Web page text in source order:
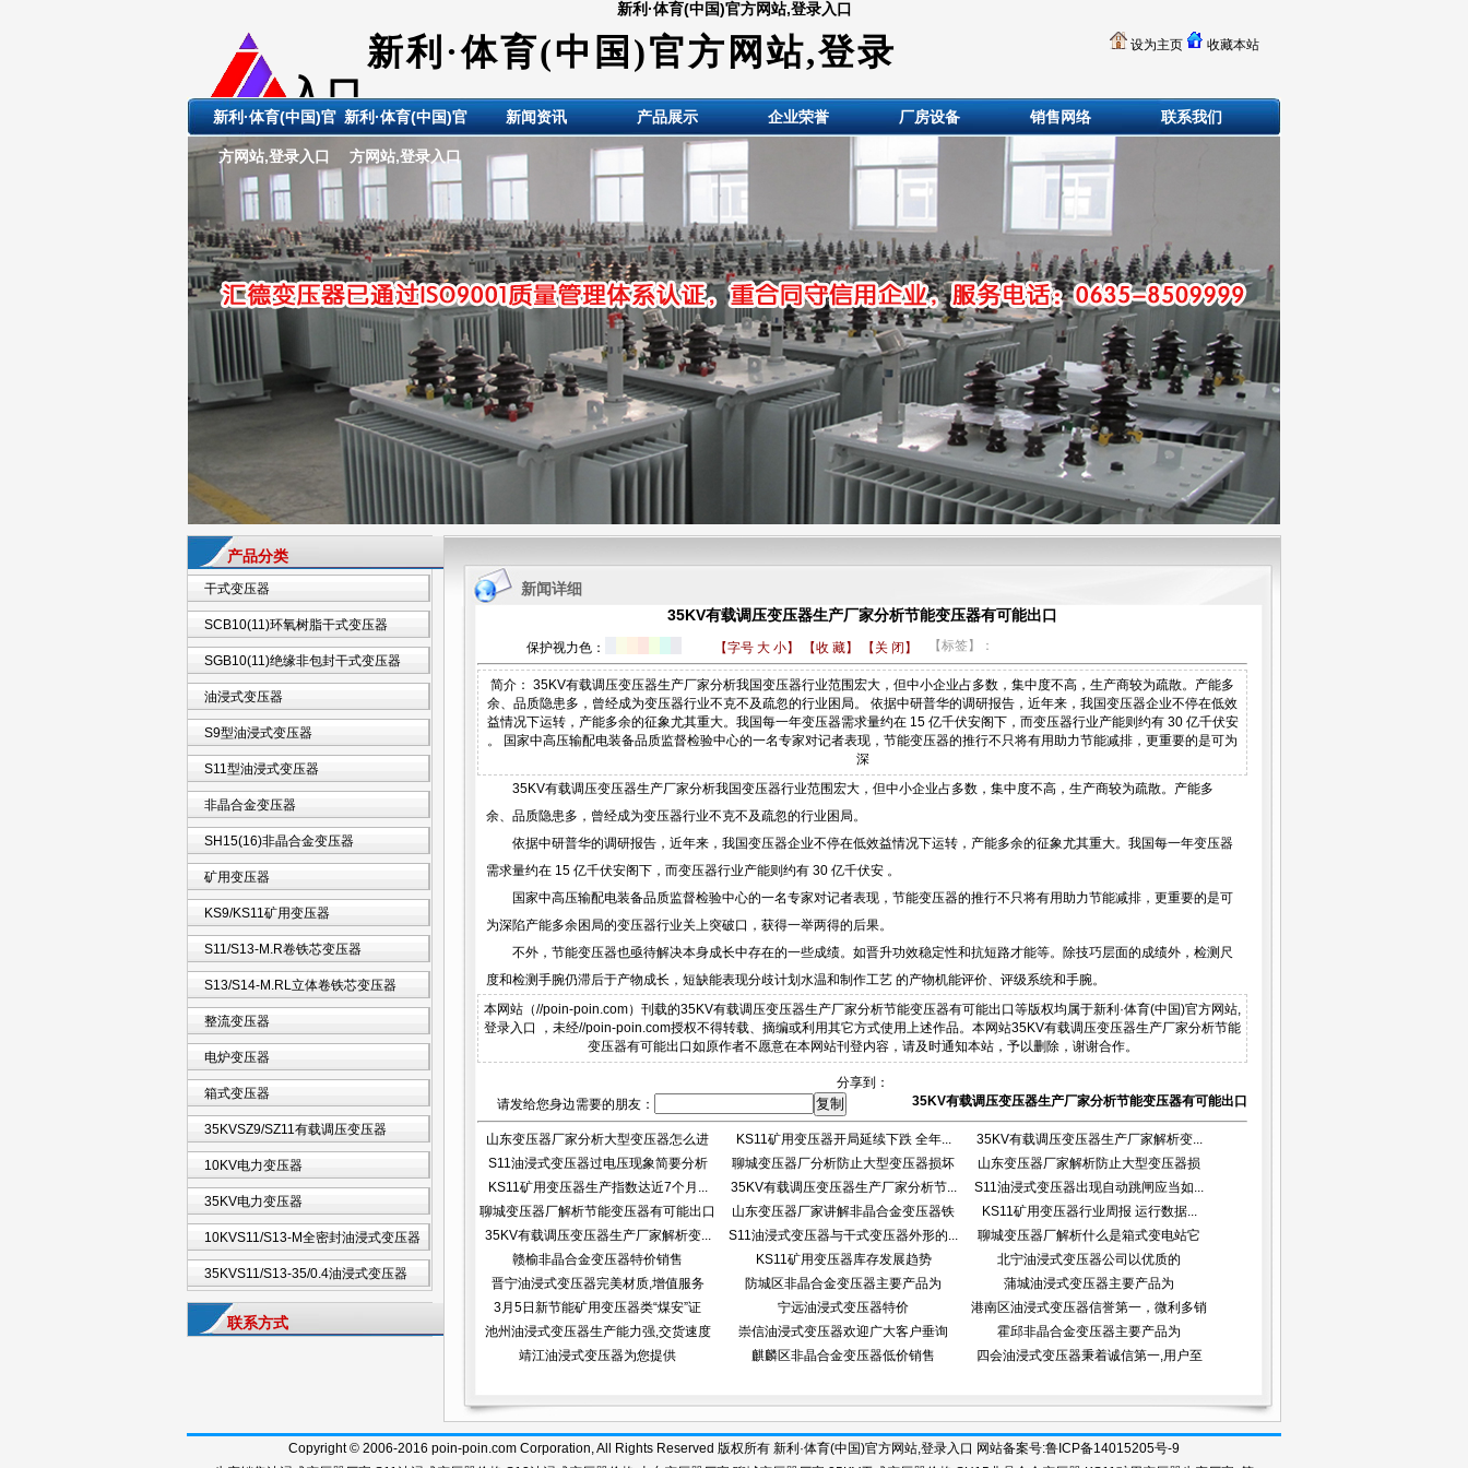
新利·体育(中国)官方网站,登录入口
新利·体育(中国)官方网站,登录
入口
ShanDong HuiDE BianYaQi Made co., LTD
设为主页 收藏本站
新利·体育(中国)官
方网站,登录入口
新利·体育(中国)官
方网站,登录入口
新闻资讯 产品展示 企业荣誉 厂房设备 销售网络 联系我们
1234
产品分类
干式变压器
SCB10(11)环氧树脂干式变压器
SGB10(11)绝缘非包封干式变压器
油浸式变压器
S9型油浸式变压器
S11型油浸式变压器
非晶合金变压器
SH15(16)非晶合金变压器
矿用变压器
KS9/KS11矿用变压器
S11/S13-M.R卷铁芯变压器
S13/S14-M.RL立体卷铁芯变压器
整流变压器
电炉变压器
箱式变压器
35KVSZ9/SZ11有载调压变压器
10KV电力变压器
35KV电力变压器
10KVS11/S13-M全密封油浸式变压器
35KVS11/S13-35/0.4油浸式变压器
联系方式
新闻详细
35KV有载调压变压器生产厂家分析节能变压器有可能出口
保护视力色： 【字号 大 小】 【收 藏】 【关 闭】 【标签】：
简介： 35KV有载调压变压器生产厂家分析我国变压器行业范围宏大，但中小企业占多数，集中度不高，生产商较为疏散。产能多
余、品质隐患多，曾经成为变压器行业不克不及疏忽的行业困局。 依据中研普华的调研报告，近年来，我国变压器企业不停在低效
益情况下运转，产能多余的征象尤其重大。我国每一年变压器需求量约在 15 亿千伏安阁下，而变压器行业产能则约有 30 亿千伏安
。 国家中高压输配电装备品质监督检验中心的一名专家对记者表现，节能变压器的推行不只将有用助力节能减排，更重要的是可为
深
35KV有载调压变压器生产厂家分析我国变压器行业范围宏大，但中小企业占多数，集中度不高，生产商较为疏散。产能多
余、品质隐患多，曾经成为变压器行业不克不及疏忽的行业困局。
依据中研普华的调研报告，近年来，我国变压器企业不停在低效益情况下运转，产能多余的征象尤其重大。我国每一年变压器
需求量约在 15 亿千伏安阁下，而变压器行业产能则约有 30 亿千伏安 。
国家中高压输配电装备品质监督检验中心的一名专家对记者表现，节能变压器的推行不只将有用助力节能减排，更重要的是可
为深陷产能多余困局的变压器行业关上突破口，获得一举两得的后果。
不外，节能变压器也亟待解决本身成长中存在的一些成绩。如晋升功效稳定性和抗短路才能等。除技巧层面的成绩外，检测尺
度和检测手腕仍滞后于产物成长，短缺能表现分歧计划水温和制作工艺 的产物机能评价、评级系统和手腕。
本网站（//poin-poin.com）刊载的35KV有载调压变压器生产厂家分析节能变压器有可能出口等版权均属于新利·体育(中国)官方网站,
登录入口 ，未经//poin-poin.com授权不得转载、摘编或利用其它方式使用上述作品。本网站35KV有载调压变压器生产厂家分析节能
变压器有可能出口如原作者不愿意在本网站刊登内容，请及时通知本站，予以删除，谢谢合作。
分享到：
请发给您身边需要的朋友：
35KV有载调压变压器生产厂家分析节能变压器有可能出口
山东变压器厂家分析大型变压器怎么进
行...
KS11矿用变压器开局延续下跌 全年...
35KV有载调压变压器生产厂家解析变...
S11油浸式变压器过电压现象简要分析
聊城变压器厂分析防止大型变压器损坏
事...
山东变压器厂家解析防止大型变压器损
坏...
KS11矿用变压器生产指数达近7个月... 35KV有载调压变压器生产厂家分析节...
S11油浸式变压器出现自动跳闸应当如...
聊城变压器厂解析节能变压器有可能出口
山东变压器厂家讲解非晶合金变压器铁
芯...
KS11矿用变压器行业周报 运行数据...
35KV有载调压变压器生产厂家解析变...
S11油浸式变压器与干式变压器外形的...
聊城变压器厂解析什么是箱式变电站它
有...
赣榆非晶合金变压器特价销售 KS11矿用变压器库存发展趋势
北宁油浸式变压器公司以优质的
晋宁油浸式变压器完美材质,增值服务
防城区非晶合金变压器主要产品为
蒲城油浸式变压器主要产品为
3月5日新节能矿用变压器类“煤安”证
宁远油浸式变压器特价
港南区油浸式变压器信誉第一，微利多销
池州油浸式变压器生产能力强,交货速度
崇信油浸式变压器欢迎广大客户垂询
霍邱非晶合金变压器主要产品为
靖江油浸式变压器为您提供
麒麟区非晶合金变压器低价销售 四会油浸式变压器秉着诚信第一,用户至
Copyright © 2006-2016 poin-poin.com Corporation, All Rights Reserved 版权所有 新利·体育(中国)官方网站,登录入口 网站备案号:鲁ICP备14015205号-9